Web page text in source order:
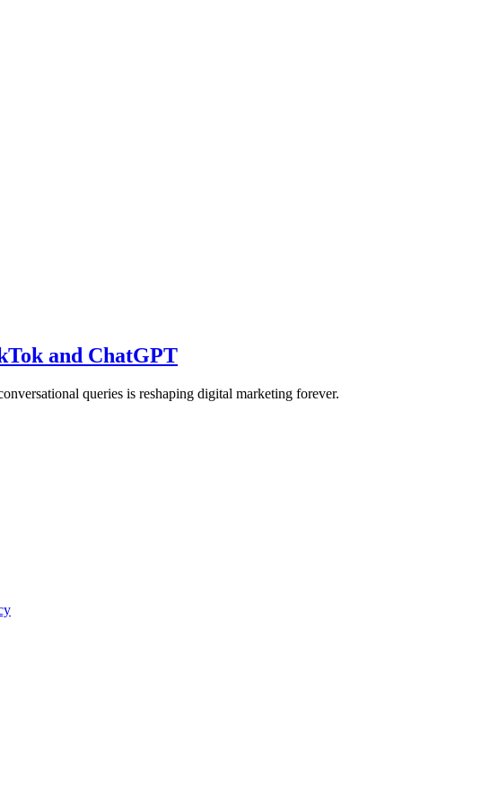
and ChatGPT
queries is reshaping digital marketing forever.